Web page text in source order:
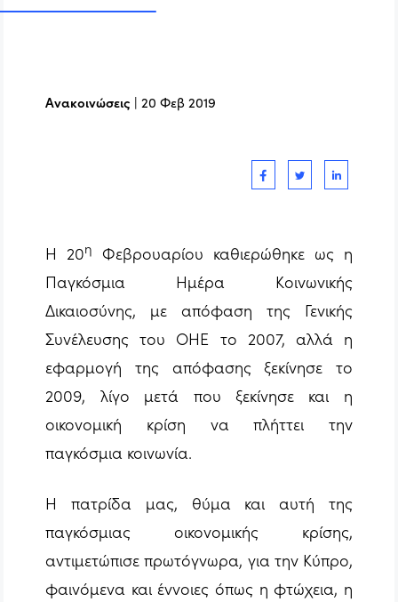
Ανακοινώσεις |20 Φεβ 2019
Η 20η Φεβρουαρίου καθιερώθηκε ως η
Παγκόσμια Ημέρα Κοινωνικής
Δικαιοσύνης, με απόφαση της Γενικής
Συνέλευσης του ΟΗΕ το 2007, αλλά η
εφαρμογή της απόφασης ξεκίνησε το
2009, λίγο μετά που ξεκίνησε και η
οικονομική κρίση να πλήττει την
παγκόσμια κοινωνία.
Η πατρίδα μας, θύμα και αυτή της
παγκόσμιας οικονομικής κρίσης,
αντιμετώπισε πρωτόγνωρα, για την Κύπρο,
φαινόμενα και έννοιες όπως η φτώχεια, η